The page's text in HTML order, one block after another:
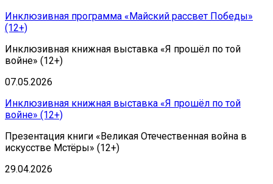
Инклюзивная программа «Майский рассвет Победы»
(12+)
Инклюзивная книжная выставка «Я прошёл по той
войне» (12+)
07.05.2026
Инклюзивная книжная выставка «Я прошёл по той
войне» (12+)
Презентация книги «Великая Отечественная война в
искусстве Мстёры» (12+)
29.04.2026